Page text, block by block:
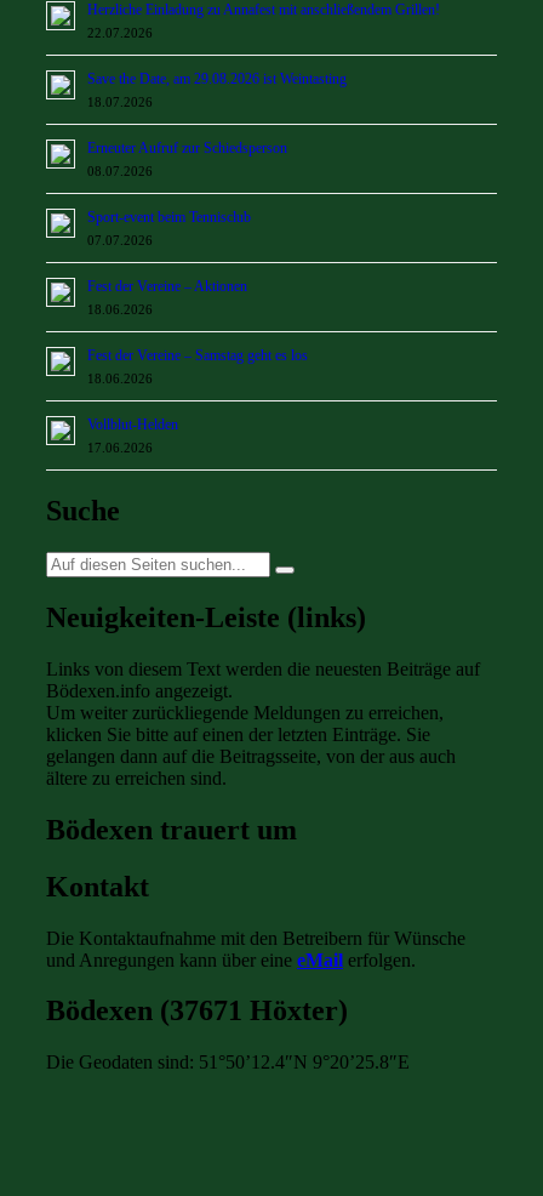
Herzliche Einladung zu Annafest mit anschließendem Grillen!
22.07.2026
Save the Date, am 29.08.2026 ist Weintasting
18.07.2026
Erneuter Aufruf zur Schiedsperson
08.07.2026
Sport-event beim Tennisclub
07.07.2026
Fest der Vereine – Aktionen
18.06.2026
Fest der Vereine – Samstag geht es los
18.06.2026
Vollblut-Helden
17.06.2026
Suche
Suche
nach:
Neuigkeiten-Leiste (links)
Links von diesem Text werden die neuesten Beiträge auf
Bödexen.info angezeigt.
Um weiter zurückliegende Meldungen zu erreichen,
klicken Sie bitte auf einen der letzten Einträge. Sie
gelangen dann auf die Beitragsseite, von der aus auch
ältere zu erreichen sind.
Bödexen trauert um
Kontakt
Die Kontaktaufnahme mit den Betreibern für Wünsche
und Anregungen kann über eine eMail erfolgen.
Bödexen (37671 Höxter)
Die Geodaten sind: 51°50’12.4″N 9°20’25.8″E